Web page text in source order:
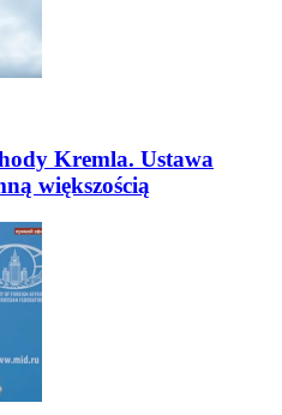
Kremla. Ustawa
większością